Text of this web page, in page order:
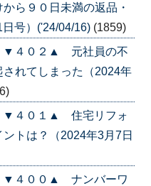
ら９０日未満の返品・
号）('24/04/16) (1859)
▼４０２▲ 元社員の不
れてしまった（2024年
▼４０１▲ 住宅リフォ
トは？（2024年3月7日
▼４００▲ ナンバーワ